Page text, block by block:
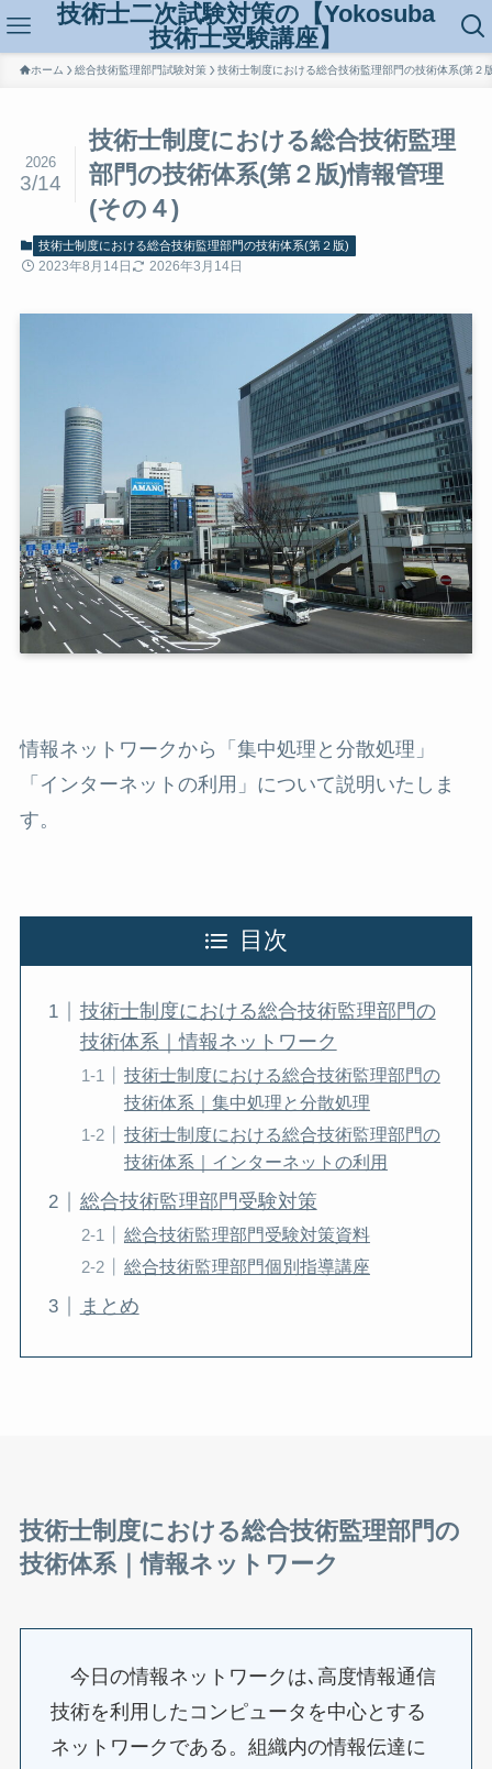
技術士二次試験対策の【Yokosuba
技術士受験講座】
ホーム 総合技術監理部門試験対策 技術士制度における総合技術監理部門の技術体系(第２
技術士制度における総合技術監理
部門の技術体系(第２版)情報管理
(その４)
2026
3/14
技術士制度における総合技術監理部門の技術体系(第２版)
2023年8月14日 2026年3月14日
情報ネットワークから「集中処理と分散処理」
「インターネットの利用」について説明いたしま
す。
目次
技術士制度における総合技術監理部門の
技術体系｜情報ネットワーク
技術士制度における総合技術監理部門の
技術体系｜集中処理と分散処理
技術士制度における総合技術監理部門の
技術体系｜インターネットの利用
総合技術監理部門受験対策
総合技術監理部門受験対策資料
総合技術監理部門個別指導講座
まとめ
技術士制度における総合技術監理部門の
技術体系｜情報ネットワーク
今日の情報ネットワークは､高度情報通信
技術を利用したコンピュータを中心とする
ネットワークである。組織内の情報伝達に